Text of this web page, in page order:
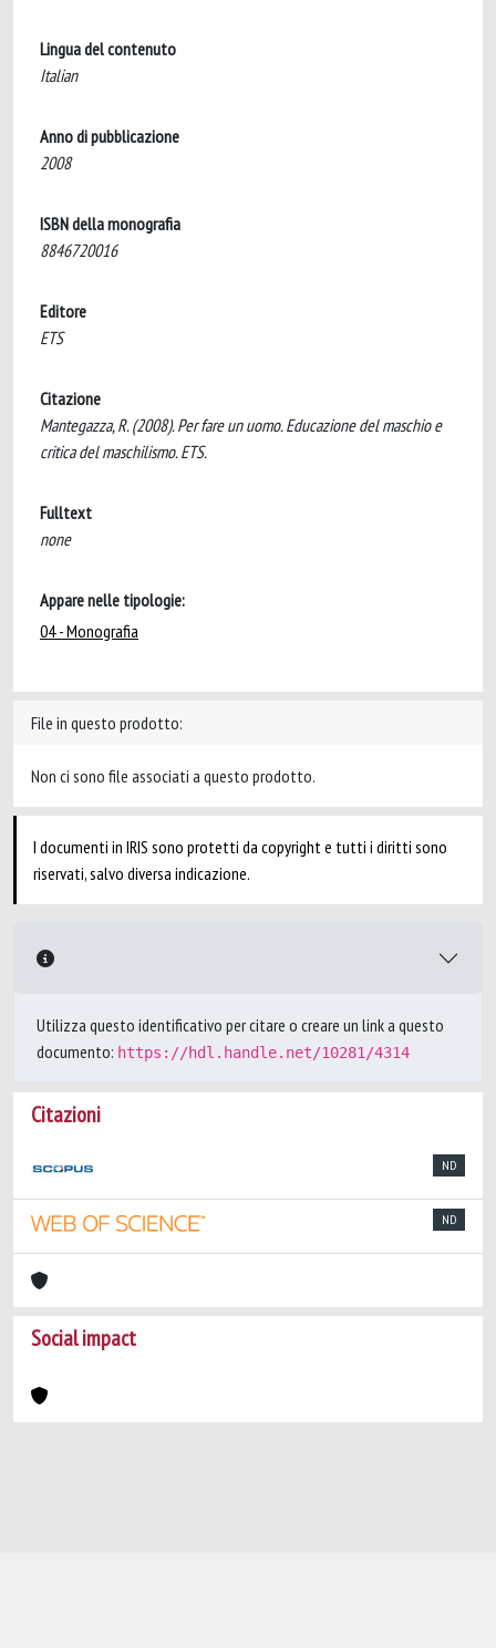
Lingua del contenuto
Italian
Anno di pubblicazione
2008
ISBN della monografia
8846720016
Editore
ETS
Citazione
Mantegazza, R. (2008). Per fare un uomo. Educazione del maschio e
critica del maschilismo. ETS.
Fulltext
none
Appare nelle tipologie:
04 - Monografia
File in questo prodotto:
Non ci sono file associati a questo prodotto.
I documenti in IRIS sono protetti da copyright e tutti i diritti sono
riservati, salvo diversa indicazione.
Utilizza questo identificativo per citare o creare un link a questo
documento: https://hdl.handle.net/10281/4314
Citazioni
ND
ND
Social impact